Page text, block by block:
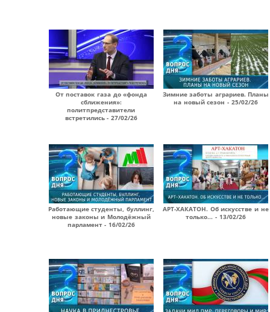
От поставок газа до «фонда
сближения»:
политпредставители
встретились - 27/02/26
Зимние заботы аграриев. Планы
на новый сезон - 25/02/26
Работающие студенты, буллинг,
новые законы и Молодёжный
парламент - 16/02/26
АРТ-ХАКАТОН. Об искусстве и не
только... - 13/02/26